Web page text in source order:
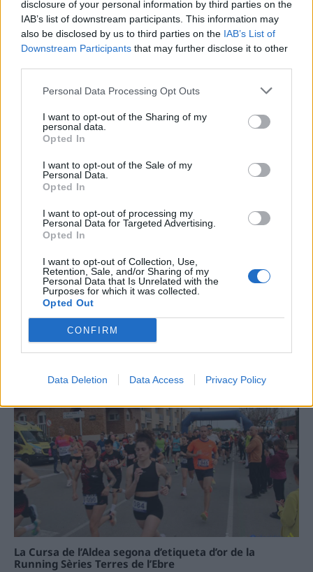
disclosure of your personal information by third parties on the
IAB’s list of downstream participants. This information may
also be disclosed by us to third parties on the IAB’s List of
Downstream Participants that may further disclose it to other
Personal Data Processing Opt Outs
I want to opt-out of the Sharing of my
personal data.
Opted In
I want to opt-out of the Sale of my
Personal Data.
Opted In
I want to opt-out of processing my
Personal Data for Targeted Advertising.
Opted In
I want to opt-out of Collection, Use,
Retention, Sale, and/or Sharing of my
Personal Data that Is Unrelated with the
Purposes for which it was collected.
Opted Out
CONFIRM
Data Deletion Data Access Privacy Policy
temperatures
7 d'agost de 2026
i culmina un projecte estratègic que
vincula patrimoni, turisme i
gastronomia
6 d'agost de 2026
enguany amb més modistes i gairebé
40 peces a concurs
“L’eclipsi serà una oportunitat també
31 de juliol de 2026
La Cursa de l’Aldea segona d’etiqueta d’or de la
Running Sèries Terres de l’Ebre